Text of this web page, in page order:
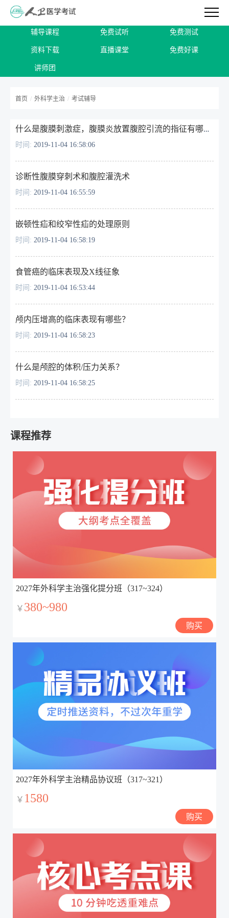
辅导课程 免费试听 免费测试
资料下载 直播课堂 免费好课
讲师团
首页 / 外科学主治 / 考试辅导
什么是腹膜刺激症，腹膜炎放置腹腔引流的指征有哪些？
时间: 2019-11-04 16:58:06
诊断性腹膜穿刺术和腹腔灌洗术
时间: 2019-11-04 16:55:59
嵌顿性疝和绞窄性疝的处理原则
时间: 2019-11-04 16:58:19
食管癌的临床表现及X线征象
时间: 2019-11-04 16:53:44
颅内压增高的临床表现有哪些？
时间: 2019-11-04 16:58:23
什么是颅腔的体积/压力关系？
时间: 2019-11-04 16:58:25
课程推荐
2027年外科学主治强化提分班（317~324）
￥ 380~980
购买
2027年外科学主治精品协议班（317~321）
￥ 1580
购买